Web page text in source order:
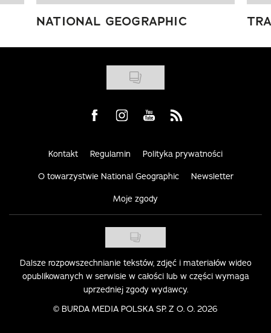
NATIONAL GEOGRAPHIC
Visit us on Facebook
Visit us on Instagram
Visit us on Youtube
Visit us on Rss
Kontakt Regulamin Polityka prywatności
O towarzystwie National Geographic Newsletter
Moje zgody
Dalsze rozpowszechnianie tekstów, zdjęć i materiałów wideo
opublikowanych w serwisie w całości lub w części wymaga
uprzedniej zgody wydawcy.
© BURDA MEDIA POLSKA SP. Z O. O. 2026